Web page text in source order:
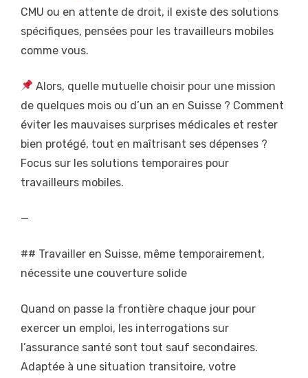
CMU ou en attente de droit, il existe des solutions
spécifiques, pensées pour les travailleurs mobiles
comme vous.
Alors, quelle mutuelle choisir pour une mission
de quelques mois ou d’un an en Suisse ? Comment
éviter les mauvaises surprises médicales et rester
bien protégé, tout en maîtrisant ses dépenses ?
Focus sur les solutions temporaires pour
travailleurs mobiles.
—
## Travailler en Suisse, même temporairement,
nécessite une couverture solide
Quand on passe la frontière chaque jour pour
exercer un emploi, les interrogations sur
l’assurance santé sont tout sauf secondaires.
Adaptée à une situation transitoire, votre